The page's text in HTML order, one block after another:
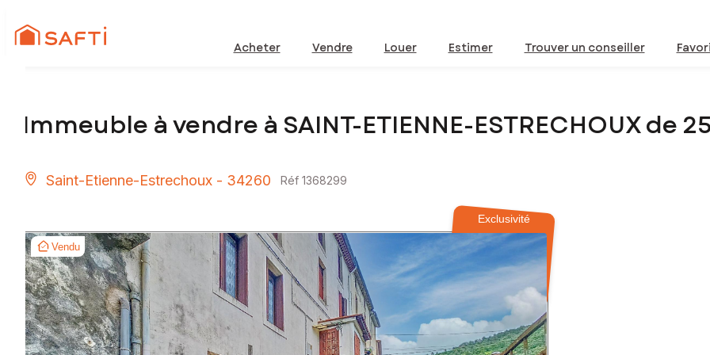
Acheter Vendre Louer Estimer Trouver un conseiller
Immeuble à vendre à SAINT-ETIENNE-ESTRECHOUX de
Saint-Etienne-Estrechoux - 34260 Réf 1368299
Exclusivité
Vendu